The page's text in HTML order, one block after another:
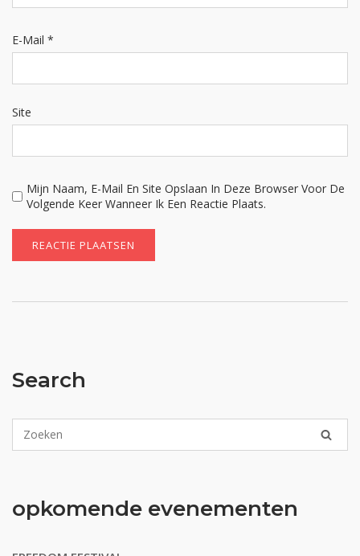
E-Mail *
Site
Mijn Naam, E-Mail En Site Opslaan In Deze Browser Voor De
Volgende Keer Wanneer Ik Een Reactie Plaats.
Search
opkomende evenementen